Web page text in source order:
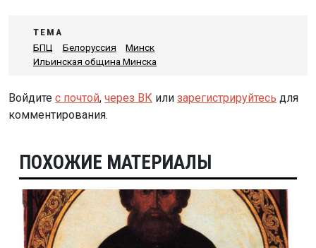
ТЕМА
БПЦ
Белоруссия
Минск
Ильинская община Минска
Войдите с почтой, через ВК или зарегистрируйтесь для
комментирования.
ПОХОЖИЕ МАТЕРИАЛЫ